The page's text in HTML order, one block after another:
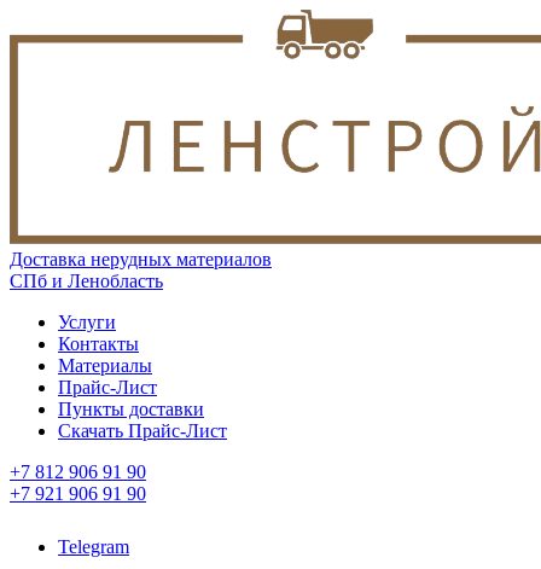
Доставка нерудных материалов
СПб и Ленобласть
Услуги
Контакты
Материалы
Прайс-Лист
Пункты доставки
Скачать Прайс-Лист
+7 812 906 91 90
+7 921 906 91 90
Telegram